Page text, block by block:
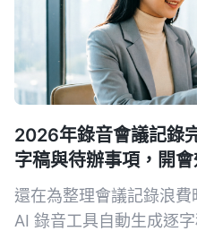
2026年錄音會議記錄
字稿與待辦事項，開
還在為整理會議記錄浪
AI 錄音工具自動生成逐